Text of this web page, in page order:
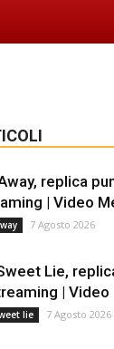
replica
| Video
7 Agosto 2026
Lie,
|
lie 7 Agosto 2026